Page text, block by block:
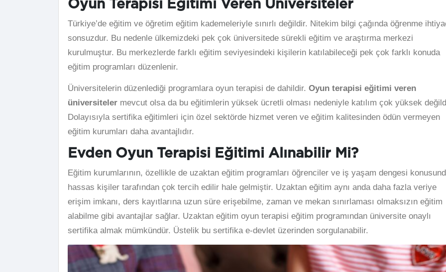
Oyun Terapisi Eğitimi Veren Üniversiteler
Türkiye’de eğitim ve öğretim eğitim kademeleriyle sınırlı değildir. Nitekim bilgi çağında öğrenme
sonsuzdur. Bu nedenle ülkemizdeki pek çok üniversitede sürekli eğitim ve araştırma merkezi
kurulmuştur. Bu merkezlerde farklı eğitim seviyesindeki kişilerin katılabileceği pek çok farklı konuda
eğitim programları düzenlenir.
Üniversitelerin düzenlediği programlara oyun terapisi de dahildir. Oyun terapisi eğitimi veren
üniversitelermevcut olsa da bu eğitimlerin yüksek ücretli olması nedeniyle katılım çok yüksek
Dolayısıyla sertifika eğitimleri için özel sektörde hizmet veren ve eğitim kalitesinden ödün vermeyen
eğitim kurumları daha avantajlıdır.
Evden Oyun Terapisi Eğitimi Alınabilir Mi?
Eğitim kurumlarının, özellikle de uzaktan eğitim programları öğrenciler ve iş yaşam dengesi
hassas kişiler tarafından çok tercih edilir hale gelmiştir. Uzaktan eğitim aynı anda daha fazla veriye
erişim imkanı, ders kayıtlarına uzun süre erişebilme, zaman ve mekan sınırlaması olmaksızın eğitim
alabilme gibi avantajlar sağlar. Uzaktan eğitim oyun terapisi eğitim programından üniversite onaylı
sertifika almak mümkündür. Üstelik bu sertifika e-devlet üzerinden sorgulanabilir.